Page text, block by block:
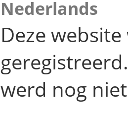
Nederlands
Deze
werd nog